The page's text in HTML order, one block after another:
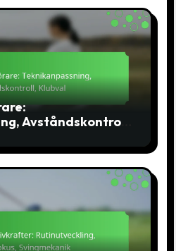
Avståndskontroll,